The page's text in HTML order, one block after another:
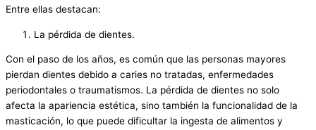
Entre ellas destacan:
La pérdida de dientes.
Con el paso de los años, es común que las personas mayores
pierdan dientes debido a caries no tratadas, enfermedades
periodontales o traumatismos. La pérdida de dientes no solo
afecta la apariencia estética, sino también la funcionalidad de la
masticación, lo que puede dificultar la ingesta de alimentos y